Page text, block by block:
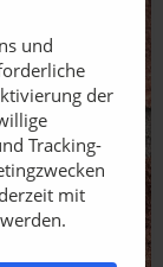
und
der
Tracking-
mit